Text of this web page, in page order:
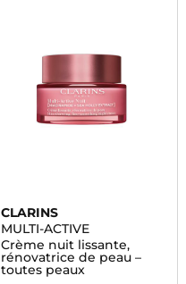
CLARINS
MULTI-ACTIVE
Crème nuit lissante,
rénovatrice de peau –
toutes peaux